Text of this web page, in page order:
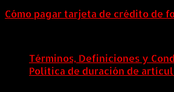
Cómo pagar tarjeta de crédito de
Términos, Definiciones y
Política de duración de